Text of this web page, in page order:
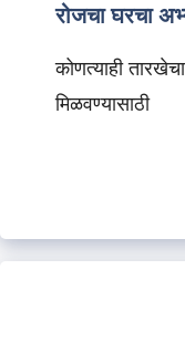
रोजचा घरचा
कोणत्याही
मिळवण्यासाठी